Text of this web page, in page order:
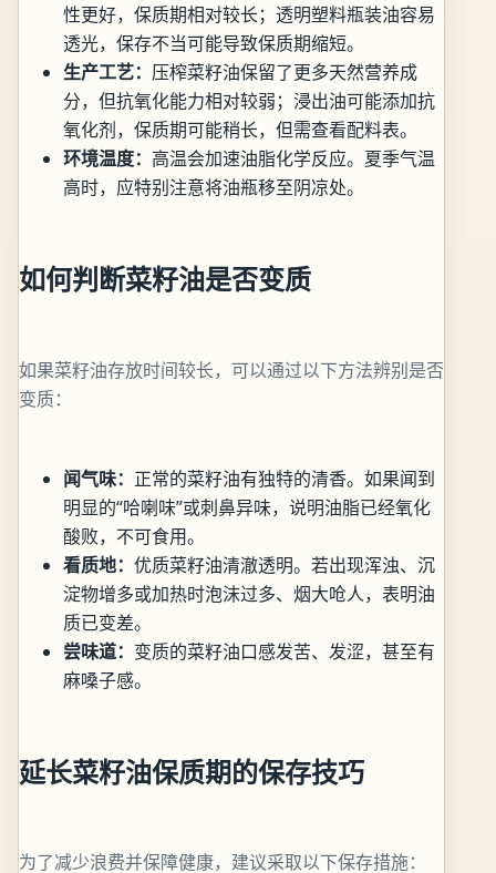
性更好，保质期相对较长；透明塑料瓶装油容易
透光，保存不当可能导致保质期缩短。
生产工艺： 压榨菜籽油保留了更多天然营养成
分，但抗氧化能力相对较弱；浸出油可能添加抗
氧化剂，保质期可能稍长，但需查看配料表。
环境温度： 高温会加速油脂化学反应。夏季气温
高时，应特别注意将油瓶移至阴凉处。
如何判断菜籽油是否变质
如果菜籽油存放时间较长，可以通过以下方法辨别是否
变质：
闻气味： 正常的菜籽油有独特的清香。如果闻到
明显的“哈喇味”或刺鼻异味，说明油脂已经氧化
酸败，不可食用。
看质地： 优质菜籽油清澈透明。若出现浑浊、沉
淀物增多或加热时泡沫过多、烟大呛人，表明油
质已变差。
尝味道： 变质的菜籽油口感发苦、发涩，甚至有
麻嗓子感。
延长菜籽油保质期的保存技巧
为了减少浪费并保障健康，建议采取以下保存措施：